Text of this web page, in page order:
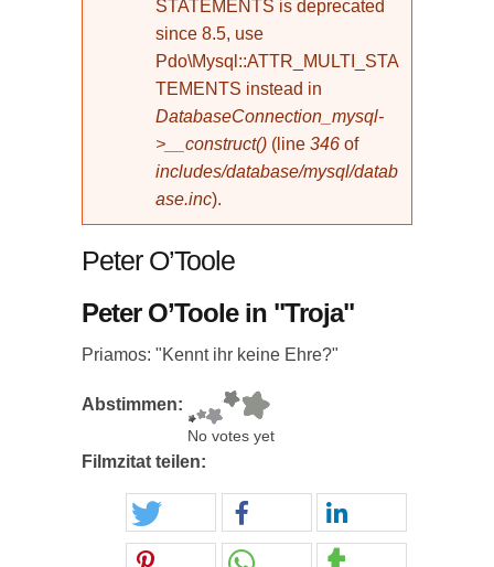
STATEMENTS is deprecated
since 8.5, use
Pdo\Mysql::ATTR_MULTI_STA
TEMENTS instead in
DatabaseConnection_mysql-
>__construct() (line 346 of
includes/database/mysql/datab
ase.inc).
Peter O’Toole
Peter O’Toole in "Troja"
Priamos: "Kennt ihr keine Ehre?"
Abstimmen:
No votes yet
Filmzitat teilen: